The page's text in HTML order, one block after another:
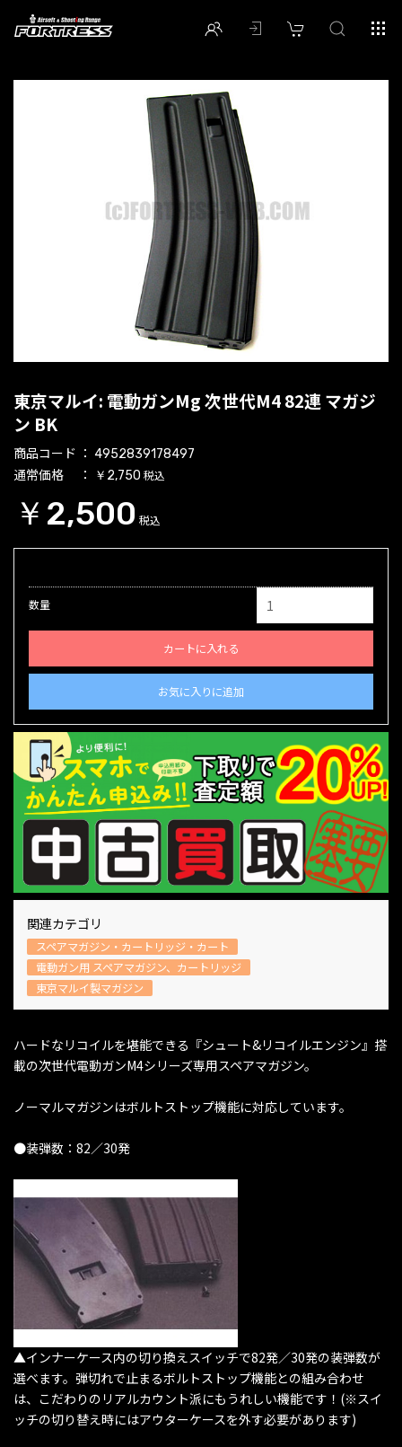
東京マルイ: 電動ガンMg 次世代M4 82連 マガジ
ン BK
商品コード 4952839178497
通常価格 ￥2,750 税込
￥2,500 税込
数量
カートに入れる
お気に入りに追加
関連カテゴリ
スペアマガジン・カートリッジ・カート
電動ガン用 スペアマガジン、カートリッジ
東京マルイ製マガジン
ハードなリコイルを堪能できる『シュート&リコイルエンジン』搭
載の次世代電動ガンM4シリーズ専用スペアマガジン。
ノーマルマガジンはボルトストップ機能に対応しています。
●装弾数：82／30発
▲インナーケース内の切り換えスイッチで82発／30発の装弾数が
選べます。弾切れで止まるボルトストップ機能との組み合わせ
は、こだわりのリアルカウント派にもうれしい機能です！(※スイ
ッチの切り替え時にはアウターケースを外す必要があります)